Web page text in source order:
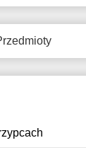
8
Brak
dostępnych